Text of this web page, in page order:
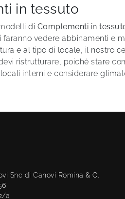
in tessuto
di Complementi in
faranno vedere abbinamenti e
e al tipo di locale, il nostro
ristrutturare, poiché stare
interni e considerare
Snc di Canovi Romina & C.
a